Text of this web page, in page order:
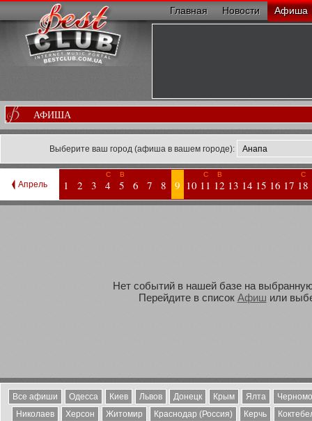
Главная Новости Афиша
АФИША
Выберите ваш город (афиша в вашем городе):
Апрель 1 2 3
С
4
В
5 6 7 8 9 10
С
11
В
12 13 14 15 16 17
С
18
Нет событий в нашей базе на
Перейдите в список Афиш или
Все афиши Одесса Киев Львов Донецк Крым Ялта
Николаев
Херсон Житомир Краснодар (Россия) Керчь